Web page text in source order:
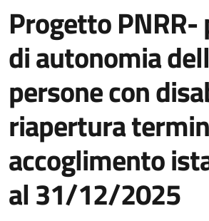
Progetto PNRR-
di autonomia
persone con
riapertura
accoglimento
al 31/12/2025